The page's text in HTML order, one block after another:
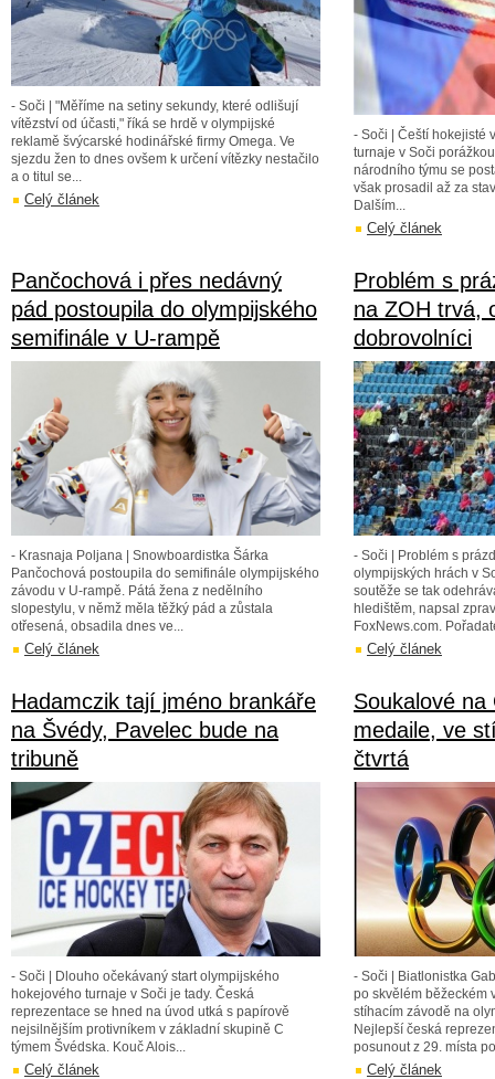
- Soči | "Měříme na setiny sekundy, které odlišují
vítězství od účasti," říká se hrdě v olympijské
reklamě švýcarské hodinářské firmy Omega. Ve
sjezdu žen to dnes ovšem k určení vítězky nestačilo
a o titul se...
Celý článek
- Soči | Čeští hokejisté
turnaje v Soči
národního týmu se
však prosadil až za
Dalším...
Celý článek
Pančochová i přes nedávný
pád postoupila do olympijského
semifinále v U-rampě
- Krasnaja Poljana | Snowboardistka Šárka
Pančochová postoupila do semifinále olympijského
závodu v U-rampě. Pátá žena z nedělního
slopestylu, v němž měla těžký pád a zůstala
otřesená, obsadila dnes ve...
Celý článek
Problém s
na ZOH trvá,
dobrovolníci
- Soči | Problém s
olympijských hrách v
soutěže se tak
hledištěm, napsal
FoxNews.com.
Celý článek
Hadamczik tají jméno brankáře
na Švédy, Pavelec bude na
tribuně
- Soči | Dlouho očekávaný start olympijského
hokejového turnaje v Soči je tady. Česká
reprezentace se hned na úvod utká s papírově
nejsilnějším protivníkem v základní skupině C
týmem Švédska. Kouč Alois...
Celý článek
Soukalové na
medaile, ve
čtvrtá
- Soči | Biatlonistka
po skvělém běžeckém
stíhacím závodě na
Nejlepší česká
posunout z 29. místa
Celý článek